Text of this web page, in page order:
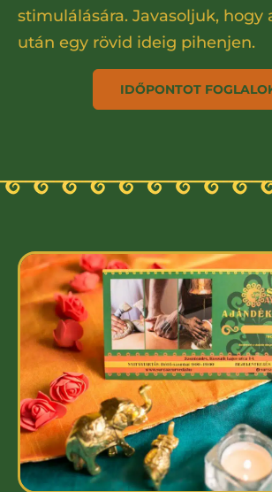
stimulálására. Javasoljuk, hogy
után egy rövid ideig pihenjen.
IDŐPONTOT